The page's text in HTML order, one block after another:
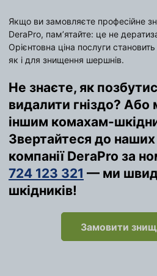
Якщо ви замовляєте професійне
DeraPro, пам’ятайте: це не
Орієнтовна ціна послуги становить
як і для знищення шершнів.
Не знаєте, як
видалити гніздо? Або
іншим комахам-
Звертайтеся до наших
компанії DeraPro за
724 123 321 — ми
шкідників!
Замовити